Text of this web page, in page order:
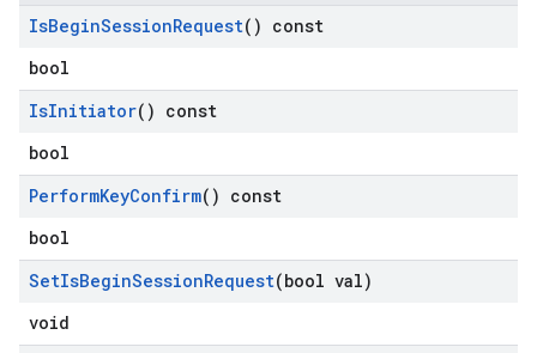
IsBeginSessionRequest() const
bool
IsInitiator() const
bool
PerformKeyConfirm() const
bool
SetIsBeginSessionRequest(bool val)
void